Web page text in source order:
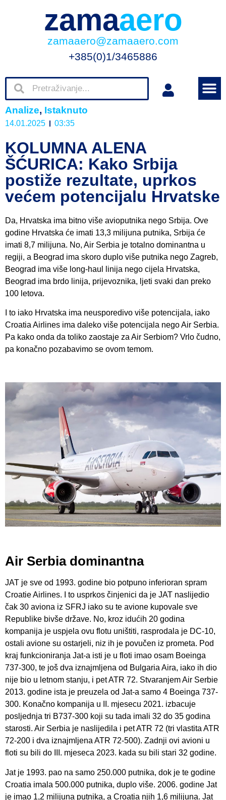
zamaaero
zamaaero@zamaaero.com
+385(0)1/3465886
Analize, Istaknuto
14.01.2025 03:35
KOLUMNA ALENA
ŠĆURICA: Kako Srbija
postiže rezultate, uprkos
većem potencijalu Hrvatske
Da, Hrvatska ima bitno više avioputnika nego Srbija. Ove
godine Hrvatska će imati 13,3 milijuna putnika, Srbija će
imati 8,7 milijuna. No, Air Serbia je totalno dominantna u
regiji, a Beograd ima skoro duplo više putnika nego Zagreb,
Beograd ima više long-haul linija nego cijela Hrvatska,
Beograd ima brdo linija, prijevoznika, ljeti svaki dan preko
100 letova.
I to iako Hrvatska ima neusporedivo više potencijala, iako
Croatia Airlines ima daleko više potencijala nego Air Serbia.
Pa kako onda da toliko zaostaje za Air Serbiom? Vrlo čudno,
pa konačno pozabavimo se ovom temom.
Air Serbia dominantna
JAT je sve od 1993. godine bio potpuno inferioran spram
Croatie Airlines. I to usprkos činjenici da je JAT naslijedio
čak 30 aviona iz SFRJ iako su te avione kupovale sve
Republike bivše države. No, kroz idućih 20 godina
kompanija je uspjela ovu flotu uništiti, rasprodala je DC-10,
ostali avione su ostarjeli, niz ih je povučen iz prometa. Pod
kraj funkcioniranja Jat-a isti je u floti imao osam Boeinga
737-300, te još dva iznajmljena od Bulgaria Aira, iako ih dio
nije bio u letnom stanju, i pet ATR 72. Stvaranjem Air Serbie
2013. godine ista je preuzela od Jat-a samo 4 Boeinga 737-
300. Konačno kompanija u II. mjesecu 2021. izbacuje
posljednja tri B737-300 koji su tada imali 32 do 35 godina
starosti. Air Serbia je naslijedila i pet ATR 72 (tri vlastita ATR
72-200 i dva iznajmljena ATR 72-500). Zadnji ovi avioni u
floti su bili do III. mjeseca 2023. kada su bili stari 32 godine.
Jat je 1993. pao na samo 250.000 putnika, dok je te godine
Croatia imala 500.000 putnika, duplo više. 2006. godine Jat
je imao 1,2 milijuna putnika, a Croatia njih 1,6 milijuna. Jat